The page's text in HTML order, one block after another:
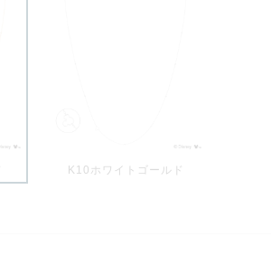
K10ホワイトゴールド